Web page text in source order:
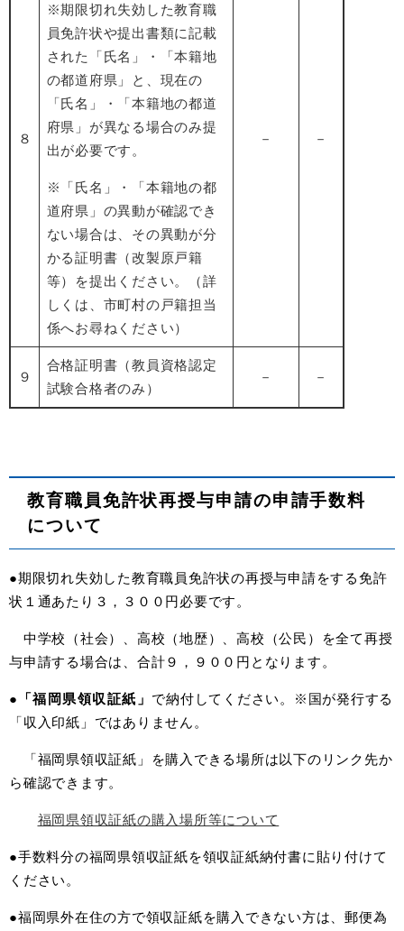
８
※期限切れ失効した教育職
員免許状や提出書類に記載
された「氏名」・「本籍地
の都道府県」と、現在の
「氏名」・「本籍地の都道
府県」が異なる場合のみ提
出が必要です。
※「氏名」・「本籍地の都
道府県」の異動が確認でき
ない場合は、その異動が分
かる証明書（改製原戸籍
等）を提出ください。（詳
しくは、市町村の戸籍担当
係へお尋ねください）
－ －
９
合格証明書（教員資格認定
試験合格者のみ）
－ －
教育職員免許状再授与申請の申請手数料
について
●期限切れ失効した教育職員免許状の再授与申請をする免許
状１通あたり３，３００円必要です。
中学校（社会）、高校（地歴）、高校（公民）を全て再授
与申請する場合は、合計９，９００円となります。
● 「福岡県領収証紙」 で納付してください。※国が発行する
「収入印紙」ではありません。
「福岡県領収証紙」を購入できる場所は以下のリンク先か
ら確認できます。
福岡県領収証紙の購入場所等について
●手数料分の福岡県領収証紙を領収証紙納付書に貼り付けて
ください。
●福岡県外在住の方で領収証紙を購入できない方は、郵便為